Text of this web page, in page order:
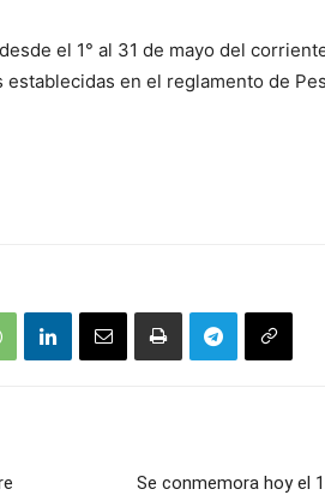
el 1° al 31 de mayo del
en el reglamento de
Se conmemora hoy el